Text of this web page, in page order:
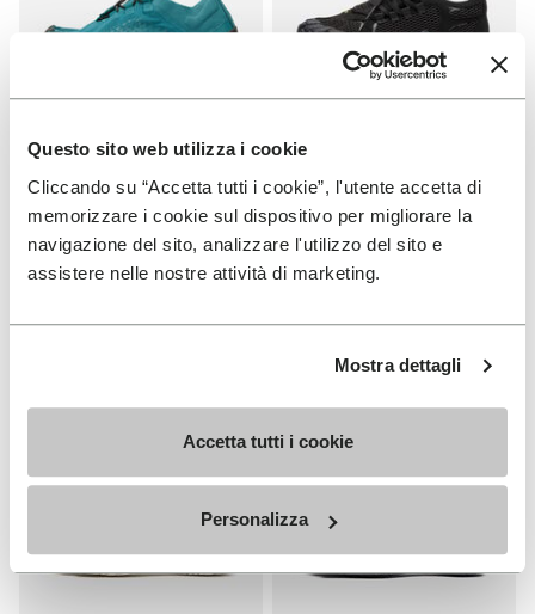
Questo sito web utilizza i cookie
Cliccando su “Accetta tutti i cookie”, l'utente accetta di
memorizzare i cookie sul dispositivo per migliorare la
navigazione del sito, analizzare l'utilizzo del sito e
assistere nelle nostre attività di marketing.
Mostra dettagli
Accetta tutti i cookie
Personalizza
DAMEN
Groundsplay LS
+ 2 Farben
€ 150,00
DAMEN
Roadaround 2
+ 1 Farben
€ 200,00
Add to wishlist
Add